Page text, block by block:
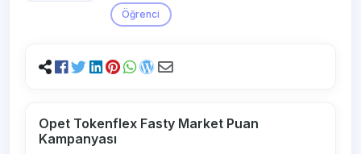
Öğrenci
Opet Tokenflex Fasty Market Puan
Kampanyası